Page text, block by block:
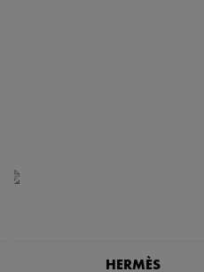
HERMÈS